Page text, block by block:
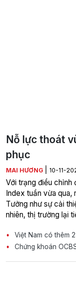
Nỗ lực thoát
phục
MAI HƯƠNG 10-11-
Với trạng điều chỉnh
Index tuần vừa qua,
Tưởng như sự cải
nhiên, thị trường lại
Việt Nam có thêm
Chứng khoán